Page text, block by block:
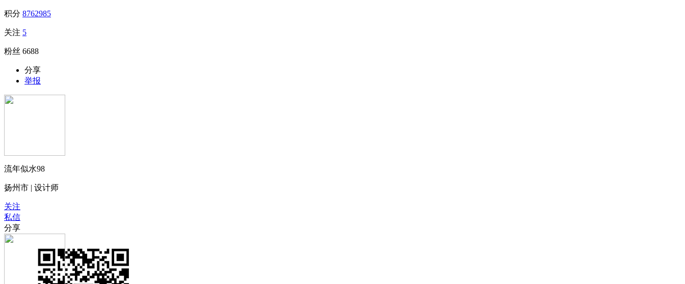
积分 8762985
关注 5
粉丝 6688
分享
举报
流年似水98
扬州市 | 设计师
关注
私信
分享